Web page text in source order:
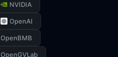
NVIDIA
OpenAI
OpenBMB
OpenGVLab